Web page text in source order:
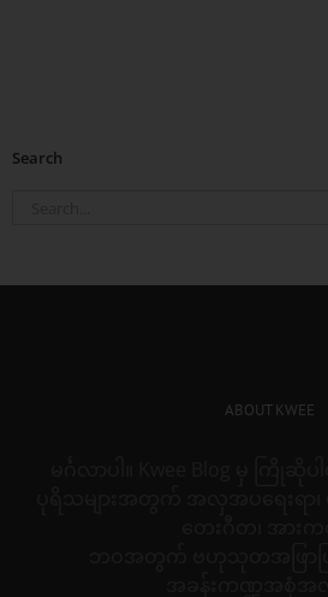
Search
ABOUT KWEE